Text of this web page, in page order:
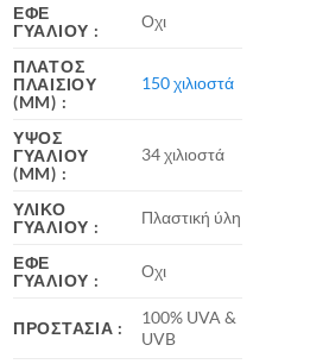
ΕΦΈ
ΓΥΑΛΙΟΎ : Οχι
ΠΛΆΤΟΣ
ΠΛΑΙΣΊΟΥ
(MM) :
150 χιλιοστά
ΎΨΟΣ
ΓΥΑΛΙΟΎ
(MM) :
34 χιλιοστά
ΥΛΙΚΌ
ΓΥΑΛΙΟΎ : Πλαστική ύλη
ΕΦΈ
ΓΥΑΛΙΟΎ : Οχι
ΠΡΟΣΤΑΣΊΑ :
100% UVA &
UVB